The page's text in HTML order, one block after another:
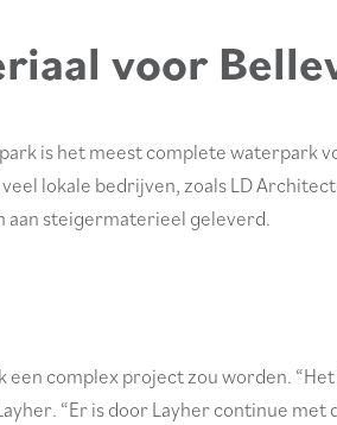
voor
is het meest complete waterpark
lokale bedrijven, zoals LD
aan steigermaterieel geleverd.
complex project zou worden.
“Er is door Layher continue